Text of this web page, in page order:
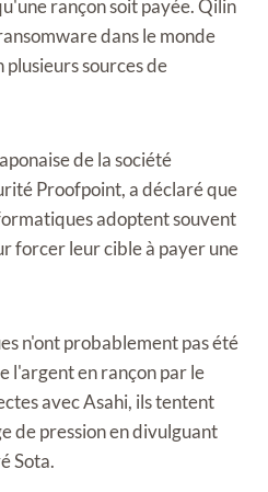
rançon soit payée. Qilin
dans le monde
sources de
de la société
Proofpoint, a déclaré que
adoptent souvent
forcer leur cible à payer une
n'ont probablement pas été
l'argent en rançon par le
avec Asahi, ils tentent
de pression en divulguant
Sota.